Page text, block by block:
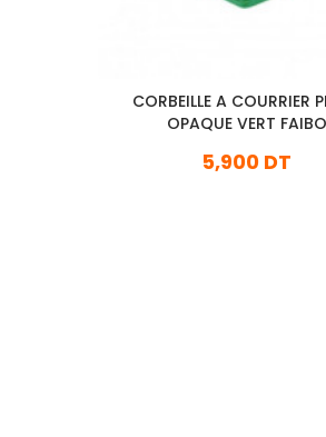
CORBEILLE A COURRIER
OPAQUE VERT FAIBO
5,900 DT